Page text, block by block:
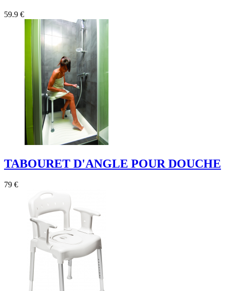
59.9 €
TABOURET D'ANGLE POUR DOUCHE
79 €